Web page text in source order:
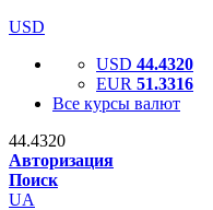
USD
USD 44.4320
EUR 51.3316
Все курсы валют
44.4320
Авторизация
Поиск
UA